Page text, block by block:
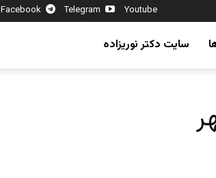
Facebook Telegram Youtube
سایت دکتر نوریزاده